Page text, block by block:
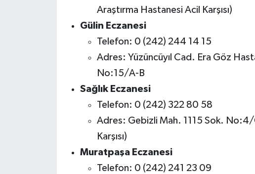
Araştırma Hastanesi Acil Karşısı)
Gülin Eczanesi
Telefon: 0 (242) 244 14 15
Adres: Yüzüncüyıl Cad. Era Göz
No:15/A-B
Sağlık Eczanesi
Telefon: 0 (242) 322 80 58
Adres: Gebizli Mah. 1115 Sok. No:4/
Karşısı)
Muratpaşa Eczanesi
Telefon: 0 (242) 241 23 09